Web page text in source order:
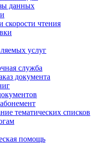
данных
скорости чтения
услуг
служба
документа
тематических списков
помощь